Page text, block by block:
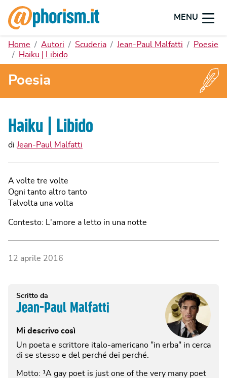
MENU
Home Autori Scuderia Jean-Paul Malfatti
Poesie
Haiku | Libido
Poesia
Haiku | Libido
di Jean-Paul Malfatti
A volte tre volte
Ogni tanto altro tanto
Talvolta una volta
Contesto: L'amore a letto in una notte
12 aprile 2016
Scritto da
Jean-Paul Malfatti
Mi descrivo così
Un poeta e scrittore italo-americano "in erba" in cerca
di se stesso e del perché dei perché.
Motto: ¹A gay poet is just one of the very many poet